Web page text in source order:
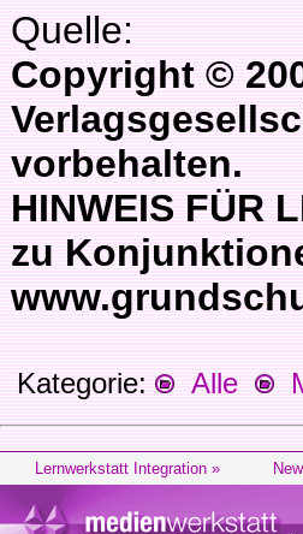
Quelle:
Copyright ©
vorbehalten.
HINWEIS FÜR
zu
Kategorie: Alle
Lernwerkstatt Integration »